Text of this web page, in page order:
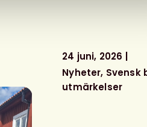
24 juni, 2026
Nyheter Svensk
utmärkelser